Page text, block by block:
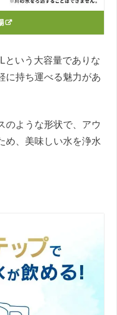
という大容量でありな
に持ち運べる魅力があ
のような形状で、アウ
め、美味しい水を浄水